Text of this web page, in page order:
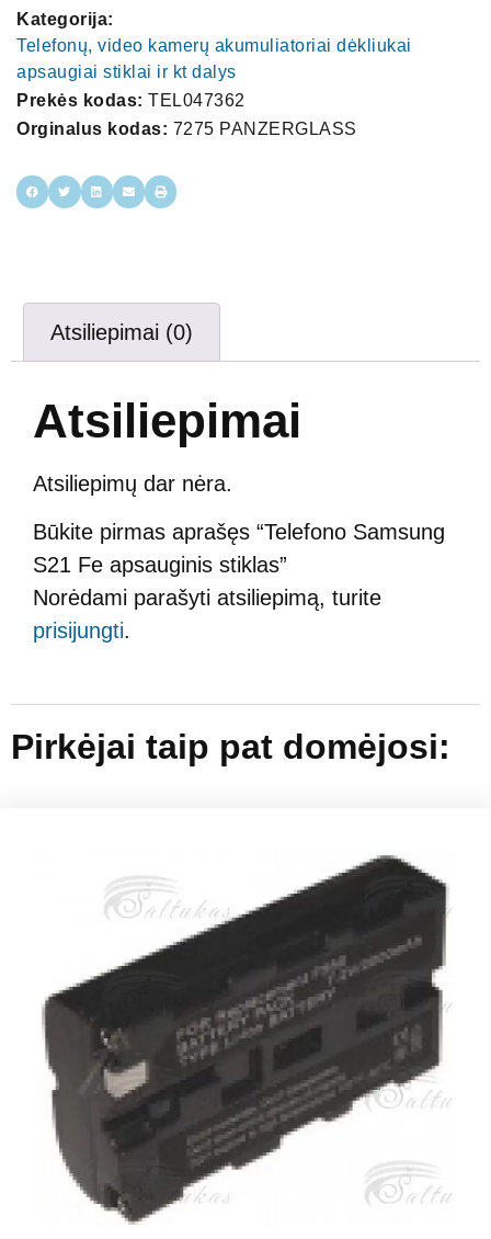
Kategorija:
Telefonų, video kamerų akumuliatoriai dėkliukai
apsaugiai stiklai ir kt dalys
Prekės kodas: TEL047362
Orginalus kodas: 7275 PANZERGLASS
Atsiliepimai (0)
Atsiliepimai
Atsiliepimų dar nėra.
Būkite pirmas aprašęs “Telefono Samsung
S21 Fe apsauginis stiklas”
Norėdami parašyti atsiliepimą, turite
prisijungti.
Pirkėjai taip pat domėjosi: